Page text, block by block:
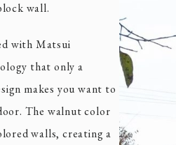
wall.
with Matsui
that only a
makes you want to
The walnut color
walls, creating a